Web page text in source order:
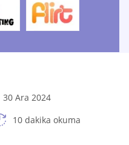
30 Ara 2024
10 dakika okuma